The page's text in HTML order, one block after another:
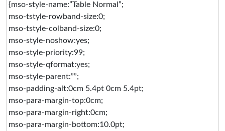
{mso-style-name:”Table Normal”;
mso-tstyle-rowband-size:0;
mso-tstyle-colband-size:0;
mso-style-noshow:yes;
mso-style-priority:99;
mso-style-qformat:yes;
mso-style-parent:””;
mso-padding-alt:0cm 5.4pt 0cm 5.4pt;
mso-para-margin-top:0cm;
mso-para-margin-right:0cm;
mso-para-margin-bottom:10.0pt;